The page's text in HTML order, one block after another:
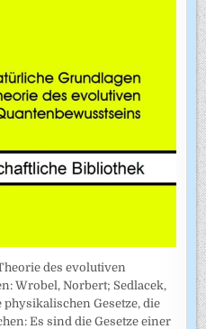
des evolutiven
Wrobel, Norbert; Sedlacek,
Gesetze, die
Es sind die Gesetze einer